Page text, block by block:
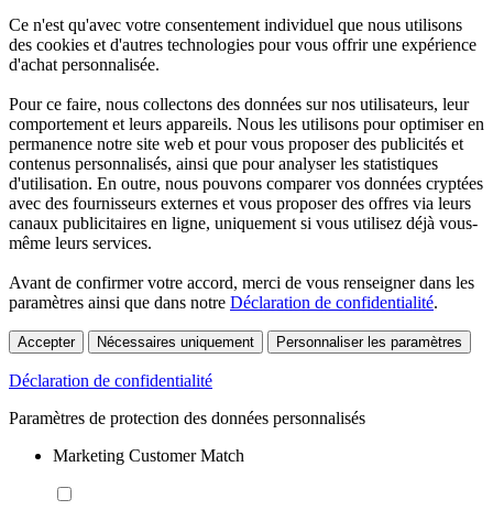
Ce n'est qu'avec votre consentement individuel que nous utilisons
des cookies et d'autres technologies pour vous offrir une expérience
d'achat personnalisée.
Pour ce faire, nous collectons des données sur nos utilisateurs, leur
comportement et leurs appareils. Nous les utilisons pour optimiser en
permanence notre site web et pour vous proposer des publicités et
contenus personnalisés, ainsi que pour analyser les statistiques
d'utilisation. En outre, nous pouvons comparer vos données cryptées
avec des fournisseurs externes et vous proposer des offres via leurs
canaux publicitaires en ligne, uniquement si vous utilisez déjà vous-
même leurs services.
Avant de confirmer votre accord, merci de vous renseigner dans les
paramètres ainsi que dans notre Déclaration de confidentialité.
Accepter Nécessaires uniquement Personnaliser les paramètres
Déclaration de confidentialité
Paramètres de protection des données personnalisés
Marketing Customer Match